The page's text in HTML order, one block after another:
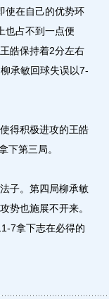
使在自己的优势环
也占不到一点便
皓保持着2分左右
承敏回球失误以7-
得积极进攻的王皓
下第三局。
子。第四局柳承敏
势也施展不开来。
7拿下志在必得的